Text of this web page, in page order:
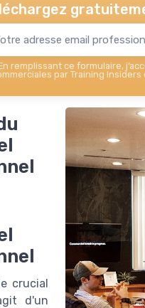
remplissant ce formulaire,
par Training
crucial
d'un